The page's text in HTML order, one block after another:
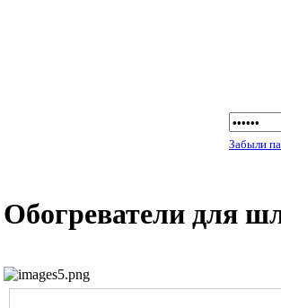
Забыли
Обогреватели для